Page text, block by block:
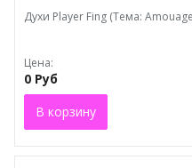
Духи Plaуеr Fing (Тема:
Цена:
0 Руб
В корзину